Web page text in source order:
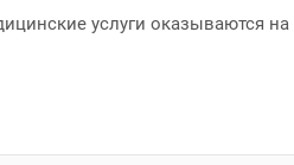
услуги оказываются